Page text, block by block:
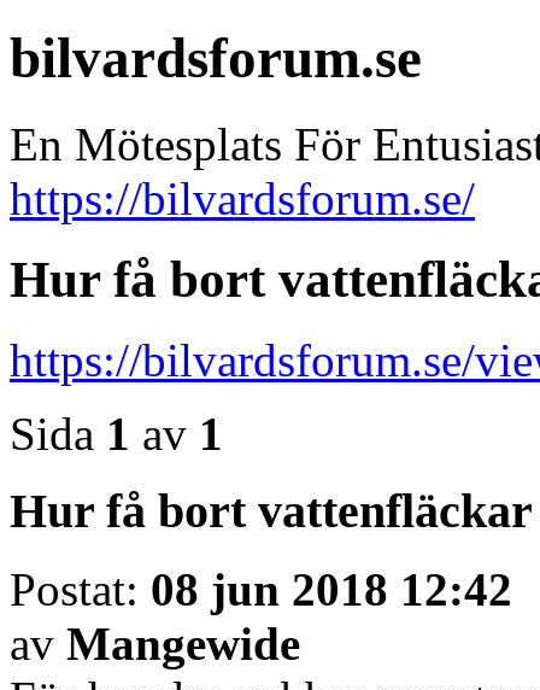
bilvardsforum.se
En Mötesplats För
https://bilvardsforum.se/
Hur få bort
https://bilvardsforum.se/
Sida 1 av 1
Hur få bort vattenfläckar
Postat: 08 jun 2018 12:42
av Mangewide